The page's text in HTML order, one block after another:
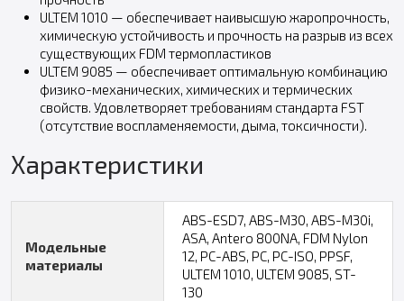
ULTEM 1010 — обеспечивает наивысшую жаропрочность,
химическую устойчивость и прочность на разрыв из всех
существующих FDM термопластиков
ULTEM 9085 — обеспечивает оптимальную комбинацию
физико-механических, химических и термических
свойств. Удовлетворяет требованиям стандарта FST
(отсутствие воспламеняемости, дыма, токсичности).
Характеристики
Модельные
материалы
ABS-ESD7, ABS-M30, ABS-M30i,
ASA, Antero 800NA, FDM Nylon
12, PC-ABS, PC, PC-ISO, PPSF,
ULTEM 1010, ULTEM 9085, ST-
130